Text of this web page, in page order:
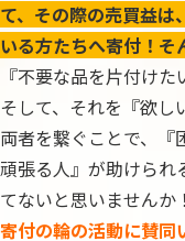
て、その際の売買益
いる方たちへ寄付！そ
『不要な品を片付けた
そして、それを『欲し
両者を繋ぐことで、『
頑張る人』が助けられ
てないと思いませんか！
寄付の輪の活動に賛同